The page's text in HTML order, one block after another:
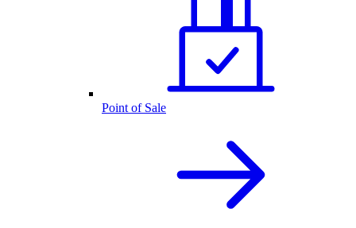
Point of Sale